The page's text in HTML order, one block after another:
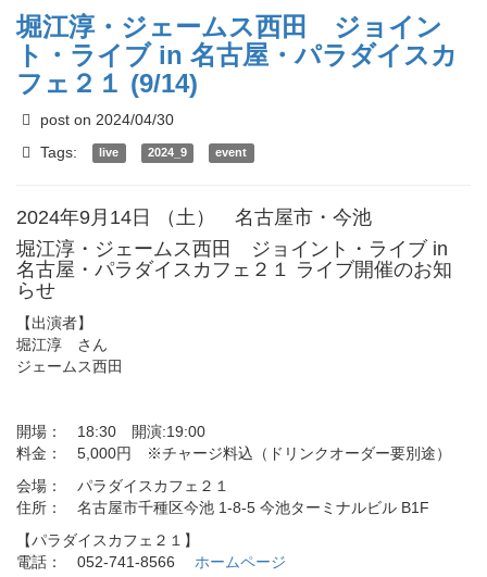
堀江淳・ジェームス西田 ジョイン
ト・ライブ in 名古屋・パラダイスカ
フェ２１ (9/14)
post on 2024/04/30
Tags:
live 2024_9 event
2024年9月14日 （土） 名古屋市・今池
堀江淳・ジェームス西田 ジョイント・ライブ in
名古屋・パラダイスカフェ２１ ライブ開催のお知
らせ
【出演者】
堀江淳 さん
ジェームス西田
開場： 18:30 開演:19:00
料金： 5,000円 ※チャージ料込（ドリンクオーダー要別途）
会場： パラダイスカフェ２１
住所： 名古屋市千種区今池 1-8-5 今池ターミナルビル B1F
【パラダイスカフェ２１】
電話： 052-741-8566 ホームページ